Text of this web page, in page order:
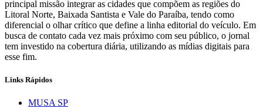
principal missão integrar as cidades que compõem as regiões do
Litoral Norte, Baixada Santista e Vale do Paraíba, tendo como
diferencial o olhar crítico que define a linha editorial do veículo. Em
busca de contato cada vez mais próximo com seu público, o jornal
tem investido na cobertura diária, utilizando as mídias digitais para
esse fim.
Links Rápidos
MUSA SP